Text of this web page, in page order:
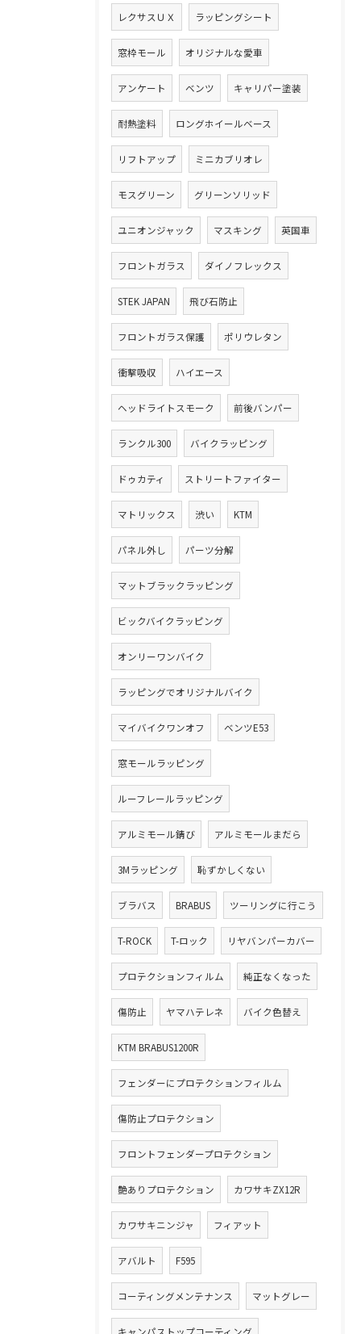
レクサスＵＸ ラッピングシート
窓枠モール オリジナルな愛車
アンケート ベンツ キャリパー塗装
耐熱塗料 ロングホイールベース
リフトアップ ミニカブリオレ
モスグリーン グリーンソリッド
ユニオンジャック マスキング 英国車
フロントガラス ダイノフレックス
STEK JAPAN 飛び石防止
フロントガラス保護 ポリウレタン
衝撃吸収 ハイエース
ヘッドライトスモーク 前後バンパー
ランクル300 バイクラッピング
ドゥカティ ストリートファイター
マトリックス 渋い KTM
パネル外し パーツ分解
マットブラックラッピング
ビックバイクラッピング
オンリーワンバイク
ラッピングでオリジナルバイク
マイバイクワンオフ ベンツE53
窓モールラッピング
ルーフレールラッピング
アルミモール錆び アルミモールまだら
3Mラッピング 恥ずかしくない
ブラバス BRABUS ツーリングに行こう
T-ROCK T-ロック リヤバンパーカバー
プロテクションフィルム 純正なくなった
傷防止 ヤマハテレネ バイク色替え
KTM BRABUS1200R
フェンダーにプロテクションフィルム
傷防止プロテクション
フロントフェンダープロテクション
艶ありプロテクション カワサキZX12R
カワサキニンジャ フィアット
アバルト F595
コーティングメンテナンス マットグレー